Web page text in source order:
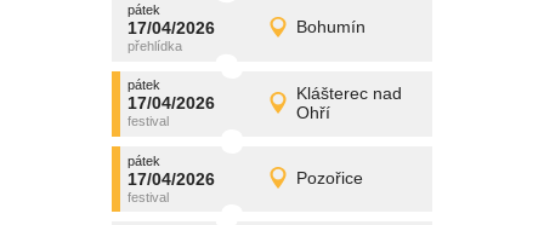
pátek
17/04/2026 Bohumín
pátek
17/04/2026 Detail
promítání
pátek
17/04/2026
Klášterec nad
Ohří
pátek
17/04/2026 Detail
promítání
pátek
17/04/2026 Pozořice
pátek
17/04/2026 Detail
promítání